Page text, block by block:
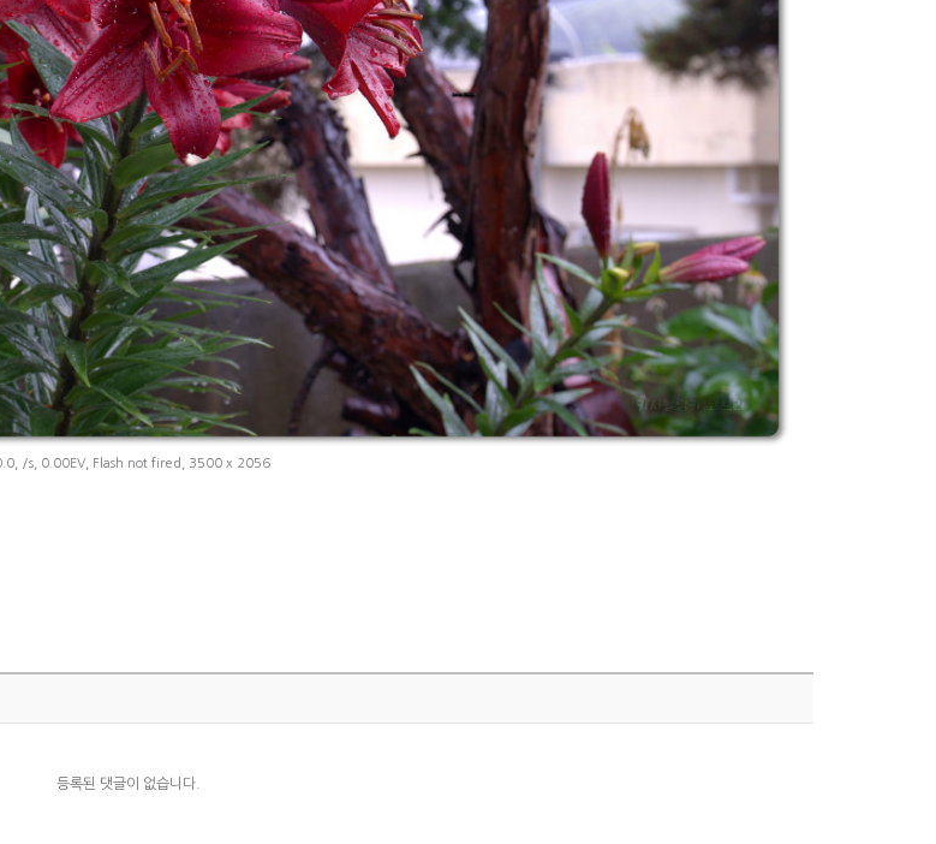
/s, 0.00EV, Flash not fired, 3500 x 2056
등록된 댓글이 없습니다.